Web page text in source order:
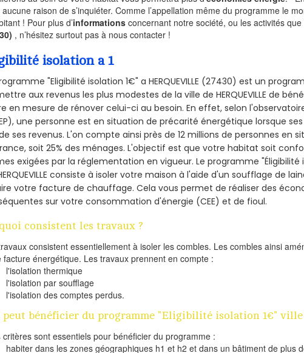
aucune raison de s’inquiéter. Comme l’appellation même du programme le
! Pour plus d’informations concernant notre société, ou les activités
, n’hésitez surtout pas à nous contacter !
isolation a 1
"Eligibilité isolation 1€" a HERQUEVILLE (27430) est un
aux revenus les plus modestes de la ville de HERQUEVILLE de
en mesure de rénover celui-ci au besoin. En effet, selon
une personne est en situation de précarité énergétique lorsque
de ses revenus. L'on compte ainsi près de 12 millions de personnes en
soit 25% des ménages.L'objectif est que votre habitat soit
exigées par la réglementation en vigueur. Le programme "Éligibilité
consiste à isoler votre maison à l'aide d'un soufflage de
votre facture de chauffage. Cela vous permet de réaliser des
sur votre consommation d'énergie (CEE) et de fioul.
consistent les travaux ?
consistent essentiellement à isoler les combles. Les combles ainsi
facture énergétique. Les travaux prennent en compte :
l'isolation thermique
l'isolation par soufflage
l'isolation des comptes perdus.
peut bénéficier du programme "Eligibilité isolation 1€" ville
critères sont essentiels pour bénéficier du programme :
habiter dans les zones géographiques h1 et h2 et dans un bâtiment de plus